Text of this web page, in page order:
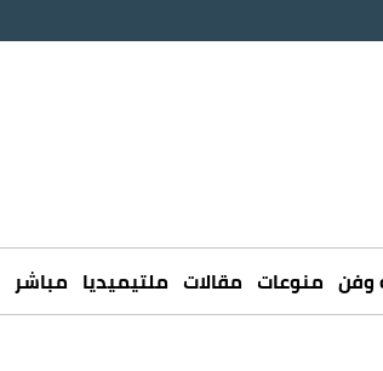
وفن منوعات مقالات ملتيميديا مباشر